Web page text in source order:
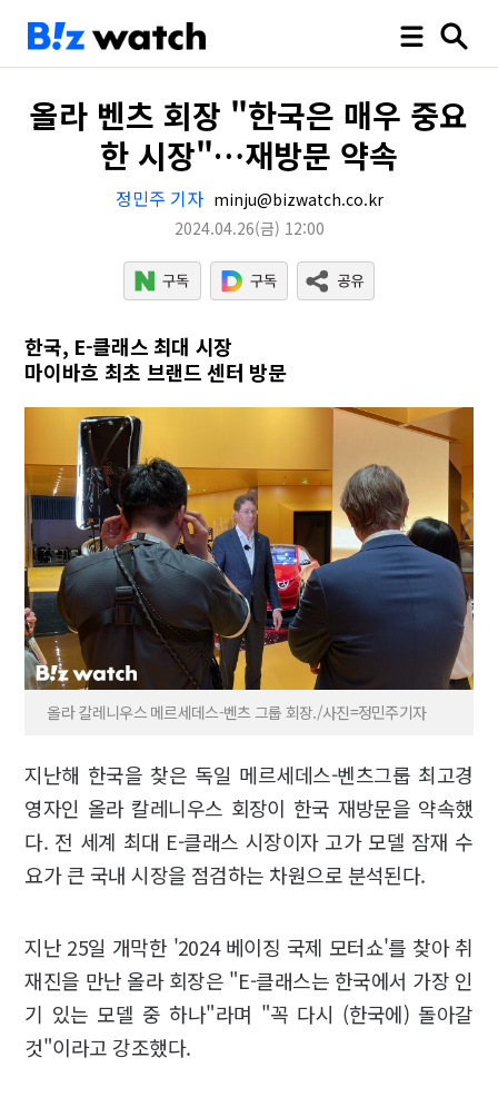
올라 벤츠 회장 "한국은 매우 중요
한 시장"…재방문 약속
정민주 기자 minju@bizwatch.co.kr
2024.04.26(금) 12:00
한국, E-클래스 최대 시장
마이바흐 최초 브랜드 센터 방문
올라 칼레니우스 메르세데스-벤츠 그룹 회장./사진=정민주기자
지난해 한국을 찾은 독일 메르세데스-벤츠그룹 최고경
영자인 올라 칼레니우스 회장이 한국 재방문을 약속했
다. 전 세계 최대 E-클래스 시장이자 고가 모델 잠재 수
요가 큰 국내 시장을 점검하는 차원으로 분석된다.
지난 25일 개막한 '2024 베이징 국제 모터쇼'를 찾아 취
재진을 만난 올라 회장은 "E-클래스는 한국에서 가장 인
기 있는 모델 중 하나"라며 "꼭 다시 (한국에) 돌아갈
것"이라고 강조했다.